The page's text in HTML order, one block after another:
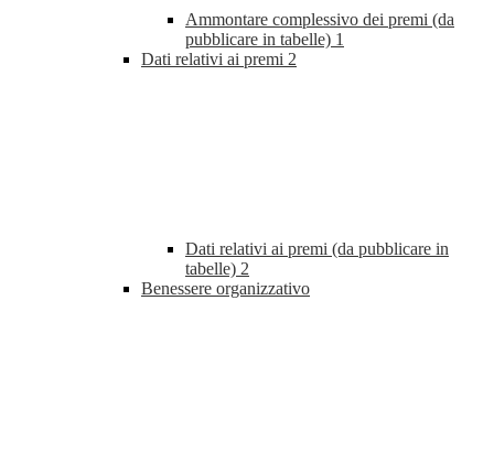
Ammontare complessivo dei premi (da
pubblicare in tabelle) 1
Dati relativi ai premi 2
Dati relativi ai premi (da pubblicare in
tabelle) 2
Benessere organizzativo